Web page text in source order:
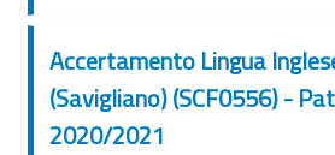
Accertamento Lingua
(Savigliano) (SCF0556) -
2020/2021